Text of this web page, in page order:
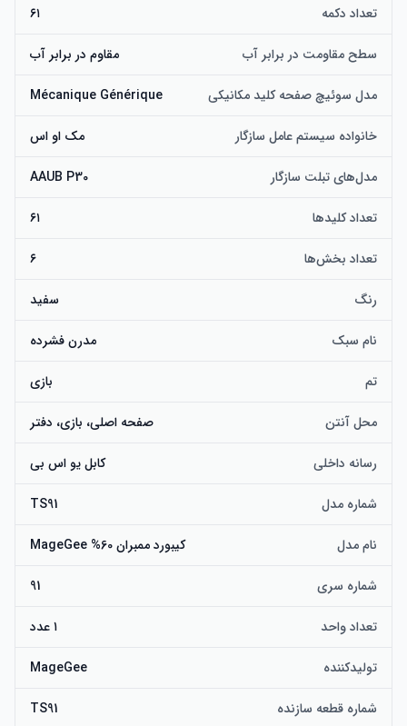
تعداد دکمه ۶۱
سطح مقاومت در برابر آب مقاوم در برابر آب
مدل سوئیچ صفحه کلید مکانیکی Mécanique Générique
خانواده سیستم عامل سازگار مک او اس
مدل‌های تبلت سازگار AAUB P30
تعداد کلیدها ۶۱
تعداد بخش‌ها ۶
رنگ سفید
نام سبک مدرن فشرده
تم بازی
محل آنتن صفحه اصلی، بازی، دفتر
رسانه داخلی کابل یو اس بی
شماره مدل TS91
نام مدل کیبورد ممبران 60% MageGee
شماره سری 91
تعداد واحد ۱ عدد
تولیدکننده MageGee
شماره قطعه سازنده TS91